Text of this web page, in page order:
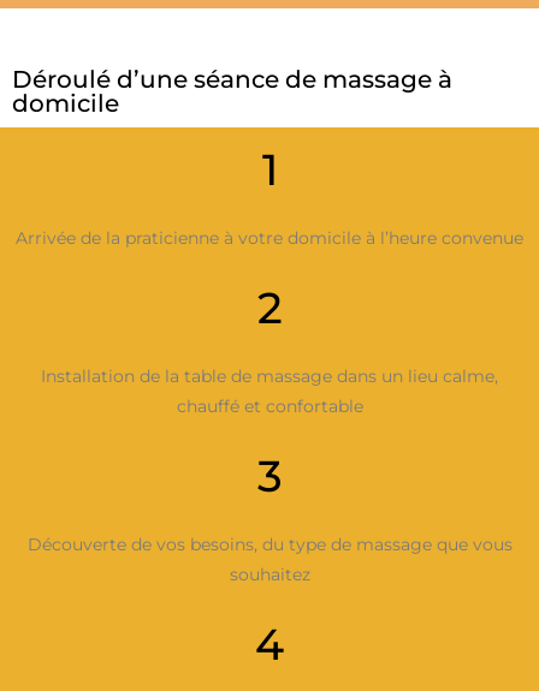
Déroulé d’une séance de massage à
domicile
1
Arrivée de la praticienne à votre domicile à l’heure convenue
2
Installation de la table de massage dans un lieu calme,
chauffé et confortable
3
Découverte de vos besoins, du type de massage que vous
souhaitez
4